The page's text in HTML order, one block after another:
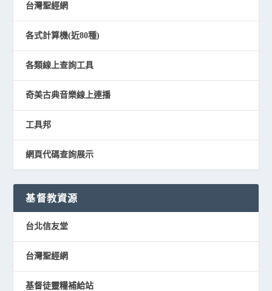
台灣聖經網
各式計算機(近80種)
各類線上查詢工具
奇美古典音樂線上連播
工具邦
網頁代碼查詢展示
基督教資源
台北信友堂
台灣聖經網
基督徒靈糧補給站